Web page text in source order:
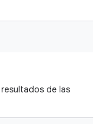
de las